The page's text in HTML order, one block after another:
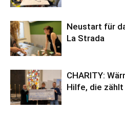
Neustart für
La Strada
CHARITY:
Hilfe, die zählt